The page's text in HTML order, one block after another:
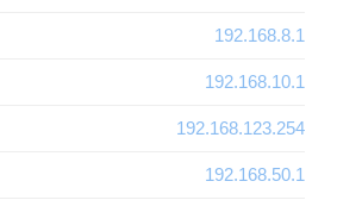
192.168.8.1
192.168.10.1
192.168.123.254
192.168.50.1